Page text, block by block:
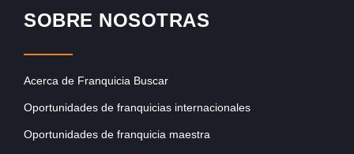
SOBRE NOSOTRAS
Acerca de Franquicia Buscar
Oportunidades de franquicias internacionales
Oportunidades de franquicia maestra